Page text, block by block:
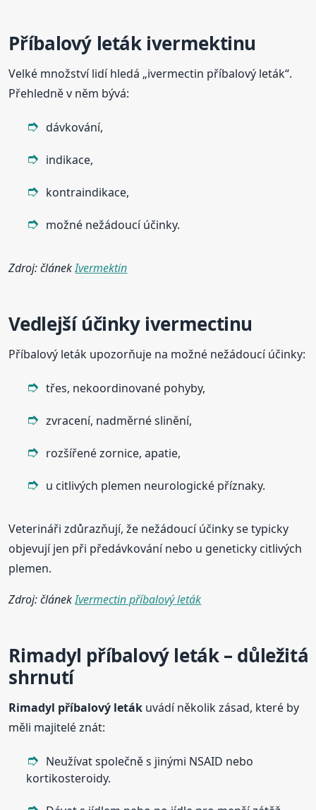
Příbalový leták ivermektinu
Velké množství lidí hledá „ivermectin příbalový leták“.
Přehledně v něm bývá:
dávkování,
indikace,
kontraindikace,
možné nežádoucí účinky.
Zdroj: článekIvermektin
Vedlejší účinky ivermectinu
Příbalový leták upozorňuje na možné nežádoucí účinky:
třes, nekoordinované pohyby,
zvracení, nadměrné slinění,
rozšířené zornice, apatie,
u citlivých plemen neurologické příznaky.
Veterináři zdůrazňují, že nežádoucí účinky se typicky
objevují jen při předávkování nebo u geneticky citlivých
plemen.
Zdroj: článekIvermectin příbalový leták
Rimadyl příbalový leták – důležitá
shrnutí
Rimadyl příbalový leták uvádí několik zásad, které by
měli majitelé znát:
Neužívat společně s jinými NSAID nebo
kortikosteroidy.